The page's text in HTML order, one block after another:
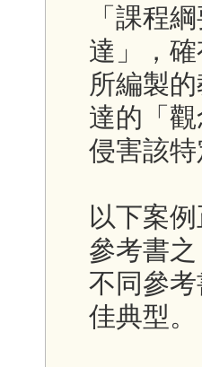
「課程
達」，
所編製
達的「
侵害該
以下案
參考書
不同參
佳典型。